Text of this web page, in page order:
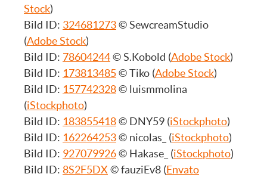
Stock)
Bild ID: 324681273© SewcreamStudio
(Adobe Stock)
Bild ID: 78604244© S.Kobold (Adobe Stock)
Bild ID: 173813485© Tiko (Adobe Stock)
Bild ID: 157742328© luismmolina
(iStockphoto)
Bild ID: 183855418© DNY59 (iStockphoto)
Bild ID: 162264253© nicolas_ (iStockphoto)
Bild ID: 927079926© Hakase_ (iStockphoto)
Bild ID: 8S2F5DX © fauziEv8 (Envato